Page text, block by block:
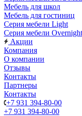
Мебель для школ
Мебель для гостиниц
Серия мебели Light
Серия мебели Overnight
Акции
Компания
О компании
Отзывы
Контакты
Партнеры
Контакты
+7 931 394-80-00
+7 931 394-80-00